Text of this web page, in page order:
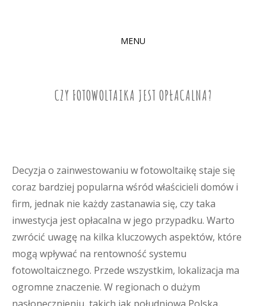
MENU
CZY FOTOWOLTAIKA JEST OPŁACALNA?
Decyzja o zainwestowaniu w fotowoltaikę staje się
coraz bardziej popularna wśród właścicieli domów i
firm, jednak nie każdy zastanawia się, czy taka
inwestycja jest opłacalna w jego przypadku. Warto
zwrócić uwagę na kilka kluczowych aspektów, które
mogą wpływać na rentowność systemu
fotowoltaicznego. Przede wszystkim, lokalizacja ma
ogromne znaczenie. W regionach o dużym